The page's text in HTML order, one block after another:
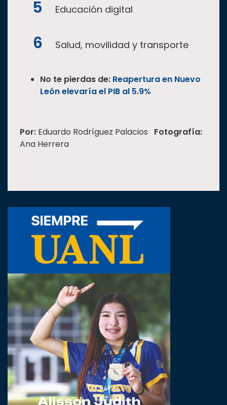
Educación digital
Salud, movilidad y transporte
No te pierdas de: Reapertura en Nuevo
León elevaría el PIB al 5.9%
Por: Eduardo Rodríguez Palacios Fotografía:
Ana Herrera